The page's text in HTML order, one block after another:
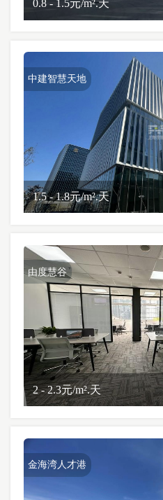
0.8 - 1.5元/m².天
中建智慧天地
1.5 - 1.8元/m².天
由度慧谷
2 - 2.3元/m².天
金海湾人才港